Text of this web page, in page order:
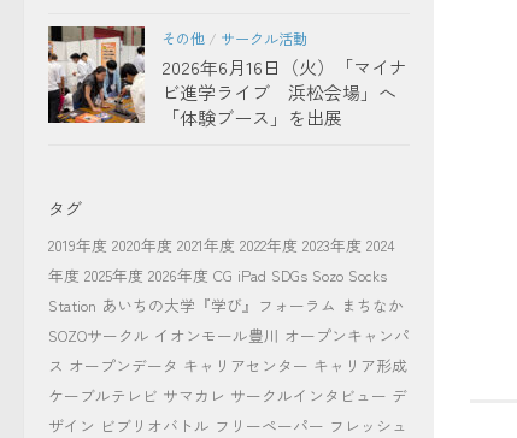
その他 / サークル活動
2026年6月16日（火）「マイナ
ビ進学ライブ 浜松会場」へ
「体験ブース」を出展
タグ
2019年度 2020年度 2021年度 2022年度 2023年度 2024
年度 2025年度 2026年度 CG iPad SDGs Sozo Socks
Station あいちの大学『学び』フォーラム まちなか
SOZOサークル イオンモール豊川 オープンキャンパ
ス オープンデータ キャリアセンター キャリア形成
ケーブルテレビ サマカレ サークルインタビュー デ
ザイン ビブリオバトル フリーペーパー フレッシュ